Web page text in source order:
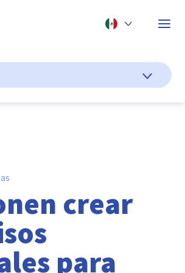
Perú
laboral
digital
y data
con expertos
crear
para